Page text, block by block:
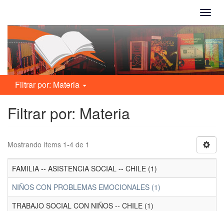
Filtrar por: Materia
Filtrar por: Materia
Mostrando ítems 1-4 de 1
FAMILIA -- ASISTENCIA SOCIAL -- CHILE (1)
NIÑOS CON PROBLEMAS EMOCIONALES (1)
TRABAJO SOCIAL CON NIÑOS -- CHILE (1)